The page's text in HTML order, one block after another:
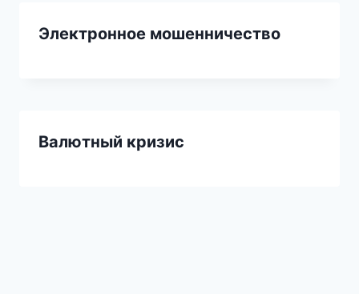
Электронное мошенничество
Валютный кризис